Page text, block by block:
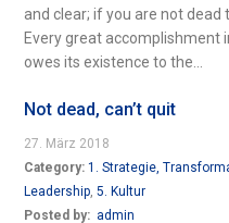
and clear; if you are not dead
Every great accomplishment
owes its existence to the...
Not dead, can’t quit
27. März 2018
Category:1. Strategie,
Leadership,5. Kultur
Posted by: admin